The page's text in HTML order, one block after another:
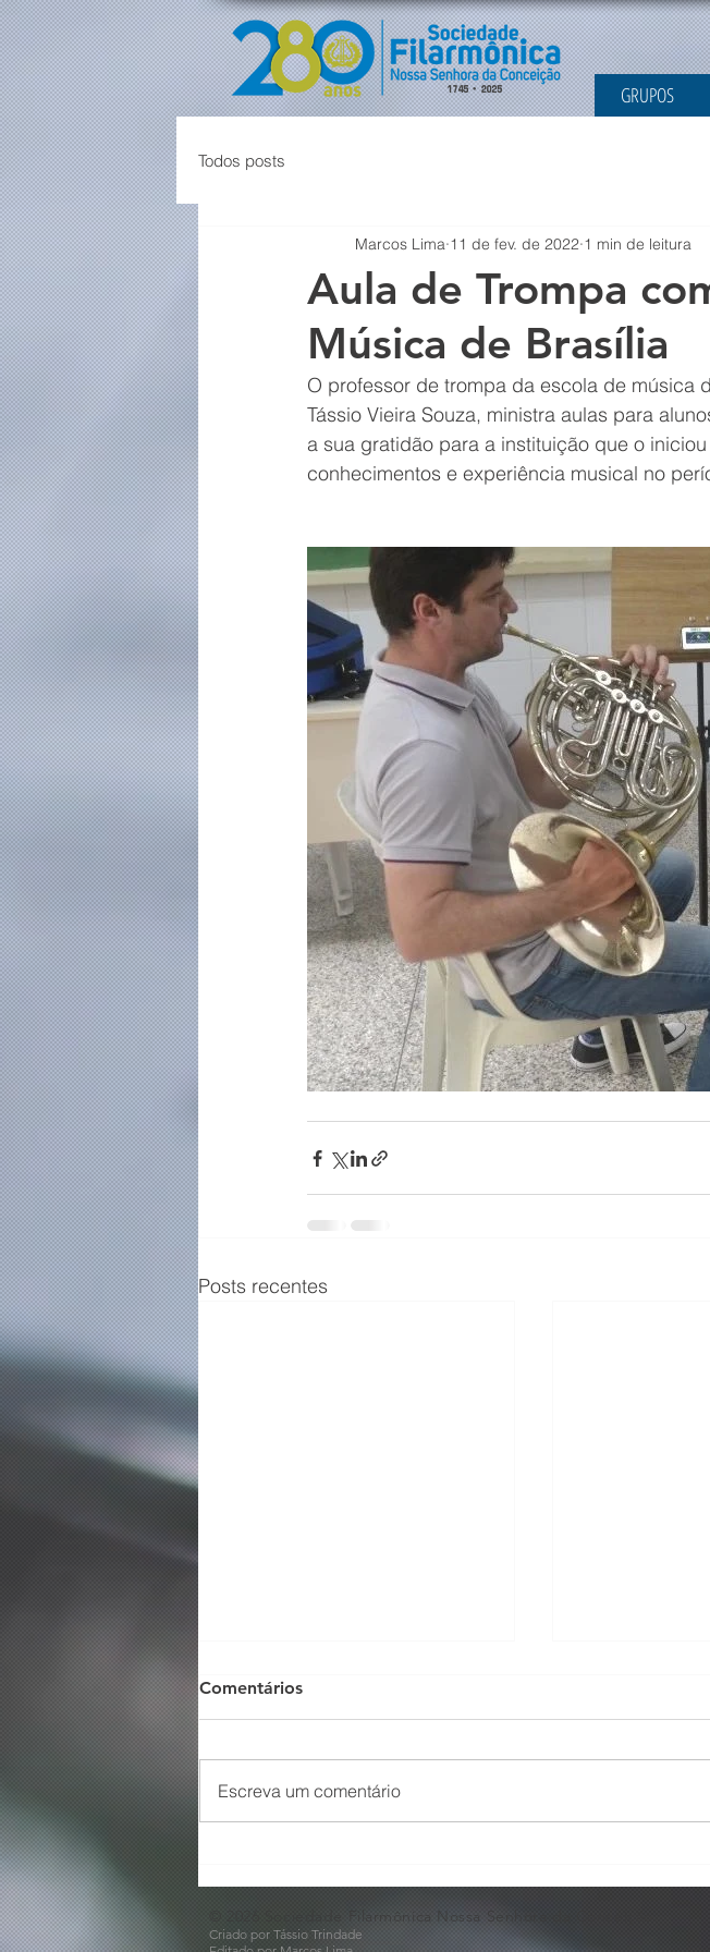
GRUPOS
Todos posts
Aula de Trompa
Música de Brasília
Marcos Lima 11 de fev. de 2022 1 min de leitura
O professor de trompa da escola de música
Tássio Vieira Souza, ministra aulas para
a sua gratidão para a instituição que o
conhecimentos e experiência musical no
Posts recentes
🎵🎶
ao Dia dos
Comentários
Escreva um comentário
© 2026 Sociedade Filarmônica Nossa Senhora da Conceição.
Criado por Tássio Trindade